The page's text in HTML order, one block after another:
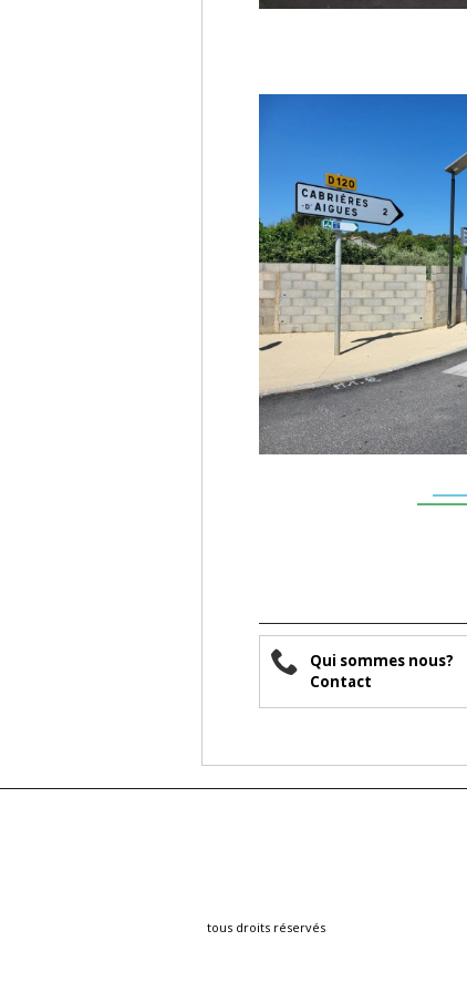
Qui sommes nous?
Contact
tous droits réservés